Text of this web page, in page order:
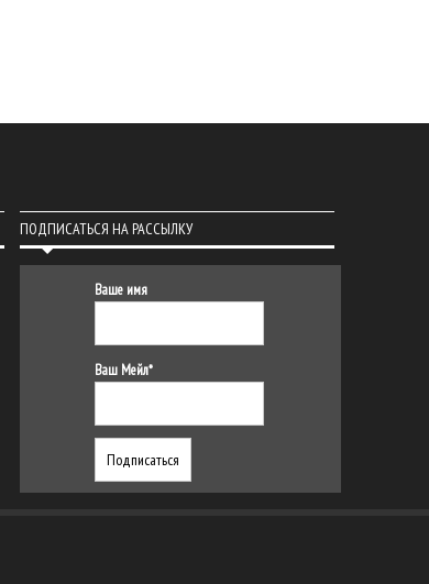
ПОДПИСАТЬСЯ НА РАССЫЛКУ
Ваше имя
Ваш Мейл*